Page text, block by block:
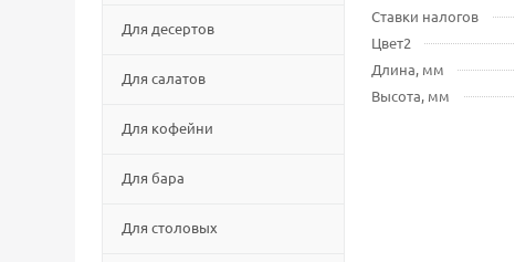
Для десертов
Для салатов
Для кофейни
Для бара
Для столовых
Ставки налогов
Цвет2
Длина, мм
Высота, мм